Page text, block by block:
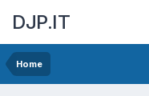
DJP.IT
Home